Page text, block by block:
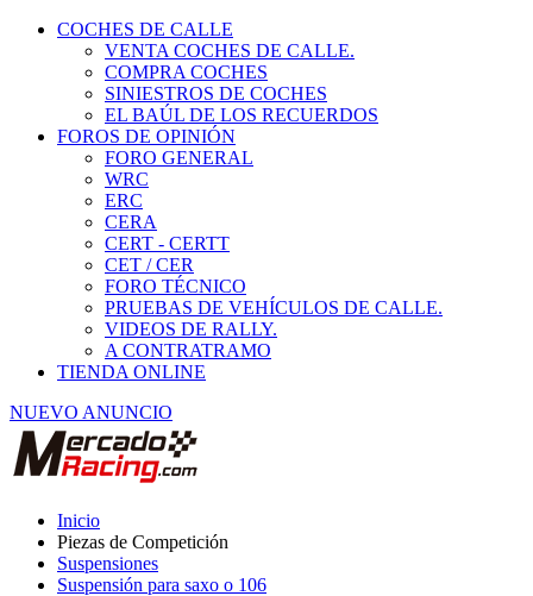
COCHES DE CALLE
VENTA COCHES DE CALLE.
COMPRA COCHES
SINIESTROS DE COCHES
EL BAÚL DE LOS RECUERDOS
FOROS DE OPINIÓN
FORO GENERAL
WRC
ERC
CERA
CERT - CERTT
CET / CER
FORO TÉCNICO
PRUEBAS DE VEHÍCULOS DE CALLE.
VIDEOS DE RALLY.
A CONTRATRAMO
TIENDA ONLINE
NUEVO ANUNCIO
Inicio
Piezas de Competición
Suspensiones
Suspensión para saxo o 106